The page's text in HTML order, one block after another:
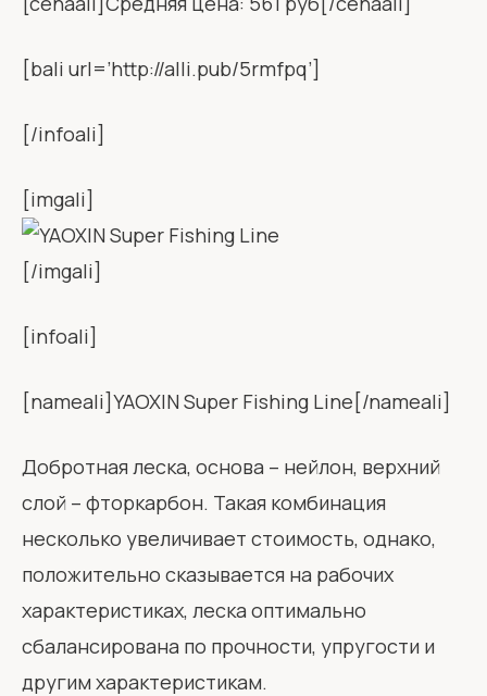
[bali url=’http://alli.pub/5rmfpq’]
[/infoali]
[imgali]
[/imgali]
[infoali]
[nameali]YAOXIN Super Fishing Line[/nameali]
Добротная леска, основа – нейлон, верхний
слой – фторкарбон. Такая комбинация
несколько увеличивает стоимость, однако,
положительно сказывается на рабочих
характеристиках, леска оптимально
сбалансирована по прочности, упругости и
другим характеристикам.